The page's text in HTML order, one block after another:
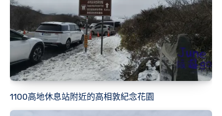
1100高地休息站附近的高相敦紀念花園